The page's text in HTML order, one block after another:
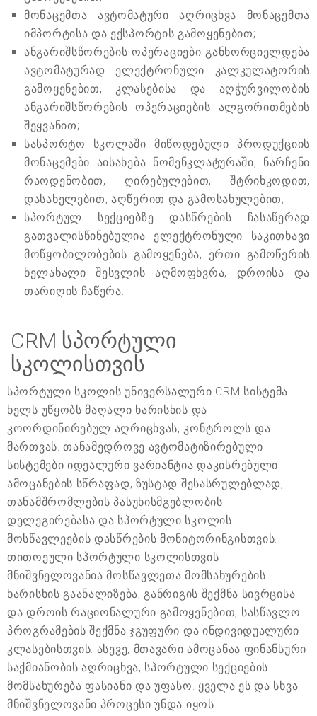
მონაცემთა ავტომატური აღრიცხვა მონაცემთა
იმპორტისა და ექსპორტის გამოყენებით;
ანგარიშსწორების ოპერაციები განხორციელდება
ავტომატურად ელექტრონული კალკულატორის
გამოყენებით, კლასებისა და აღჭურვილობის
ანგარიშსწორების ოპერაციების ალგორითმების
შეყვანით;
სასპორტო სკოლაში მიწოდებული პროდუქციის
მონაცემები აისახება ნომენკლატურაში, ნარჩენი
რაოდენობით, ღირებულებით, შტრიხკოდით,
დასახელებით, აღწერით და გამოსახულებით;
სპორტულ სექციებზე დასწრების ჩასაწერად
გათვალისწინებულია ელექტრონული საკითხავი
მოწყობილობების გამოყენება, ერთი გამოწერის
ხელახალი შესვლის აღმოფხვრა, დროისა და
თარიღის ჩაწერა.
CRM სპორტული
სკოლისთვის
სპორტული სკოლის უნივერსალური CRM სისტემა
ხელს უწყობს მაღალი ხარისხის და
კოორდინირებულ აღრიცხვას, კონტროლს და
მართვას. თანამედროვე ავტომატიზირებული
სისტემები იდეალური ვარიანტია დაკისრებული
ამოცანების სწრაფად, ზუსტად შესასრულებლად,
თანამშრომლების პასუხისმგებლობის
დელეგირებასა და სპორტული სკოლის
მოსწავლეების დასწრების მონიტორინგისთვის.
თითოეული სპორტული სკოლისთვის
მნიშვნელოვანია მოსწავლეთა მომსახურების
ხარისხის გაანალიზება, განრიგის შექმნა სივრცისა
და დროის რაციონალური გამოყენებით, სასწავლო
პროგრამების შექმნა ჯგუფური და ინდივიდუალური
კლასებისთვის. ასევე, მთავარი ამოცანაა ფინანსური
საქმიანობის აღრიცხვა, სპორტული სექციების
მომსახურება ფასიანი და უფასო. ყველა ეს და სხვა
მნიშვნელოვანი პროცესი უნდა იყოს